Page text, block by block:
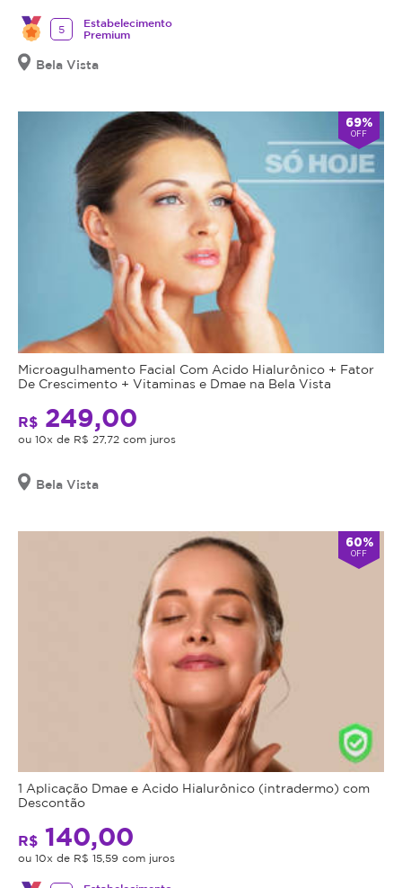
5
Estabelecimento
Premium
Bela Vista
69%
OFF
Microagulhamento Facial Com Acido Hialurônico + Fator
De Crescimento + Vitaminas e Dmae na Bela Vista
R$ 249,00
ou 10x de R$ 27,72 com juros
Bela Vista
60%
OFF
1 Aplicação Dmae e Acido Hialurônico (intradermo) com
Descontão
R$ 140,00
ou 10x de R$ 15,59 com juros